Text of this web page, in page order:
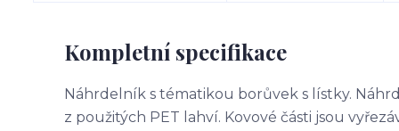
Kompletní specifikace
Náhrdelník s tématikou borůvek s lístky.
z použitých PET lahví. Kovové části jsou